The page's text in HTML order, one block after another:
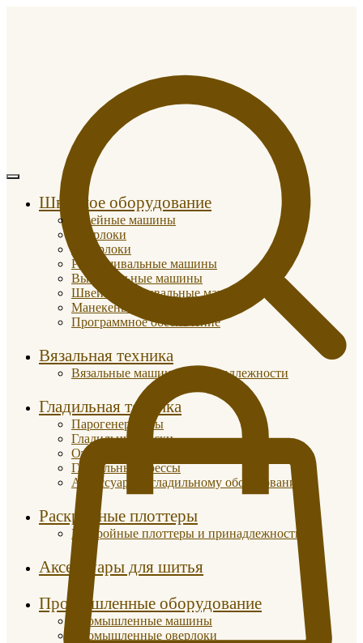
Швейное оборудование
Швейные машины
Оверлоки
Коверлоки
Распошивальные машины
Вышивальные машины
Швейно-вышивальные машины
Манекены портновские
Программное обеспечение
Вязальная техника
Вязальные машины и принадлежности
Гладильная техника
Парогенераторы
Гладильные доски
Отпариватели
Гладильные прессы
Аксессуары к гладильному оборудованию
Раскройные плоттеры
Раскройные плоттеры и принадлежности
Аксессуары для шитья
Промышленные оборудование
Промышленные машины
Промышленные оверлоки